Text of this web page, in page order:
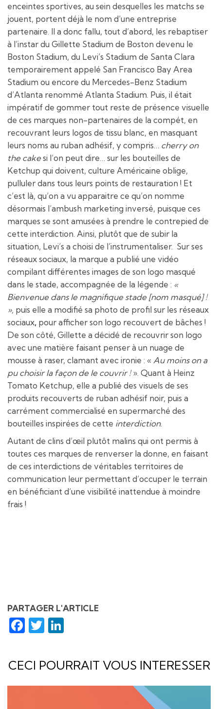
enceintes sportives, au sein desquelles les matchs se
jouent, portent déjà le nom d’une entreprise
partenaire. Il a donc fallu, tout d’abord, les rebaptiser
à l’instar du Gillette Stadium de Boston devenu le
Boston Stadium, du Levi’s Stadium de Santa Clara
temporairement appelé San Francisco Bay Area
Stadium ou encore du Mercedes-Benz Stadium
d’Atlanta renommé Atlanta Stadium. Puis, il était
impératif de gommer tout reste de présence visuelle
de ces marques non-partenaires de la compét, en
recouvrant leurs logos de tissu blanc, en masquant
leurs noms au ruban adhésif, y compris… cherry on
the cakesi l’on peut dire… sur les bouteilles de
Ketchup qui doivent, culture Américaine oblige,
pulluler dans tous leurs points de restauration ! Et
c’est là, qu’on a vu apparaitre ce qu’on nomme
désormais l’ambush marketing inversé, puisque ces
marques se sont amusées à prendre le contrepied de
cette interdiction. Ainsi, plutôt que de subir la
situation, Levi’s a choisi de l’instrumentaliser. Sur ses
réseaux sociaux, la marque a publié une vidéo
compilant différentes images de son logo masqué
dans le stade, accompagnée de la légende : «
Bienvenue dans le magnifique stade [nom masqué] !
», puis elle a modifié sa photo de profil sur les réseaux
sociaux, pour afficher son logo recouvert de bâches !
De son côté, Gillette a décidé de recouvrir son logo
avec une matière faisant penser à un nuage de
mousse à raser, clamant avec ironie : « Au moins on a
pu choisir la façon de le couvrir !». Quant à Heinz
Tomato Ketchup, elle a publié des visuels de ses
produits recouverts de ruban adhésif noir, puis a
carrément commercialisé en supermarché des
bouteilles inspirées de cette interdiction.
Autant de clins d’œil plutôt malins qui ont permis à
toutes ces marques de renverser la donne, en faisant
de ces interdictions de véritables territoires de
communication leur permettant d’occuper le terrain
en bénéficiant d’une visibilité inattendue à moindre
frais !
PARTAGER L'ARTICLE
Facebook
Twitter
CECI POURRAIT VOUS INTERESSER